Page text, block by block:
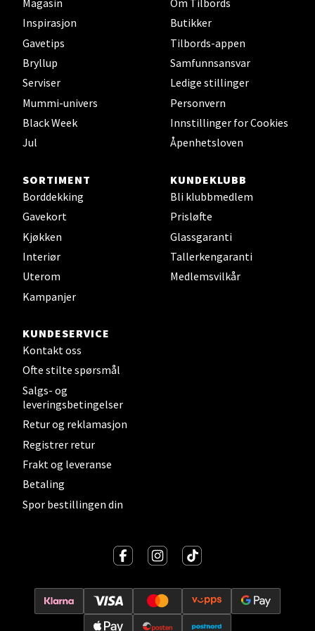
Inspirasjon
Gavetips
Bryllup
Serviser
Mummi-univers
Black Week
Jul
Butikker
Tilbords-appen
Samfunnsansvar
Ledige stillinger
Personvern
Innstillinger for Cookies
Åpenhetsloven
SORTIMENT
Borddekking
Gavekort
Kjøkken
Interiør
Uterom
Kampanjer
KUNDEKLUBB
Bli klubbmedlem
Prisløfte
Glassgaranti
Tallerkengaranti
Medlemsvilkår
KUNDESERVICE
Kontakt oss
Ofte stilte spørsmål
Salgs- og
leveringsbetingelser
Retur og reklamasjon
Registrer retur
Frakt og leveranse
Betaling
Spor bestillingen din
Oppdal - Aunasenteret
Aunasenteret, Sunndalsvegen 3, 7340 Oppdal
Åpent i dag 10-19
Orkanger - Thon Senter Orkanger
Thon Senter Orkanger, Orkdalsveien 113, 7300
Orkanger
0 i butikk
Sandvika - Thon Senter Sandvika
Brodtkorbsgate 7, 1338 Sandvika
Åpent i dag 10-21